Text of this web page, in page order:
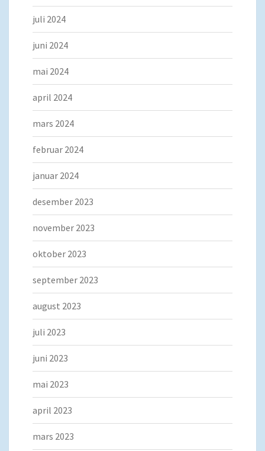
juli 2024
juni 2024
mai 2024
april 2024
mars 2024
februar 2024
januar 2024
desember 2023
november 2023
oktober 2023
september 2023
august 2023
juli 2023
juni 2023
mai 2023
april 2023
mars 2023